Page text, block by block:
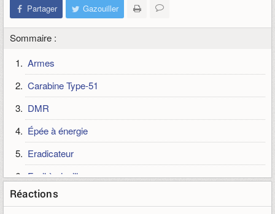
Partager Gazouiller
Sommaire :
Armes
Carabine Type-51
DMR
Épée à énergie
Eradicateur
Fusil à aiguilles
Fusil à pompe
Réactions